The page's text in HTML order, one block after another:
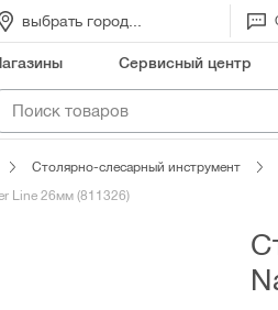
выбрать город...
Сервисный центр
Столярно-слесарный инструмент
Line 26мм (811326)